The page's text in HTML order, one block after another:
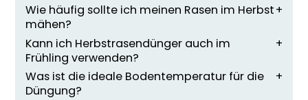
Wie häufig sollte ich meinen Rasen im Herbst
mähen?
Kann ich Herbstrasendünger auch im
Frühling verwenden?
Was ist die ideale Bodentemperatur für die
Düngung?